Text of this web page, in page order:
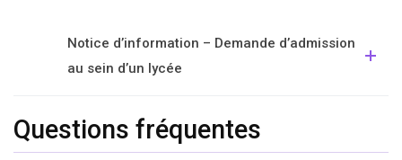
Notice d’information – Demande d’admission
au sein d’un lycée
Questions fréquentes